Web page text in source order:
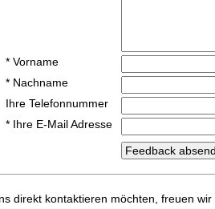
* Vorname
* Nachname
Ihre Telefonnummer
* Ihre E-Mail Adresse
direkt kontaktieren möchten, freuen